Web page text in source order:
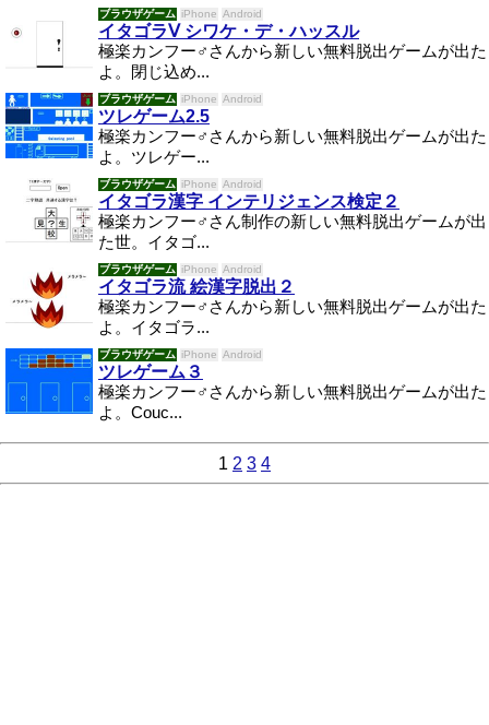
ブラウザゲーム iPhone Android
イタゴラⅤ シワケ・デ・ハッスル
極楽カンフー♂さんから新しい無料脱出ゲームが出た
よ。閉じ込め...
ブラウザゲーム iPhone Android
ツレゲーム2.5
極楽カンフー♂さんから新しい無料脱出ゲームが出た
よ。ツレゲー...
ブラウザゲーム iPhone Android
イタゴラ漢字 インテリジェンス検定２
極楽カンフー♂さん制作の新しい無料脱出ゲームが出
た世。イタゴ...
ブラウザゲーム iPhone Android
イタゴラ流 絵漢字脱出２
極楽カンフー♂さんから新しい無料脱出ゲームが出た
よ。イタゴラ...
ブラウザゲーム iPhone Android
ツレゲーム３
極楽カンフー♂さんから新しい無料脱出ゲームが出た
よ。Couc...
1 2 3 4